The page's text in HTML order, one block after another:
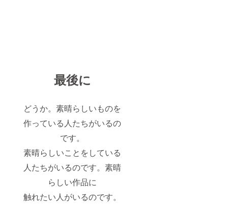
最後に
どうか。素晴らしいものを
作っている人たちがいるの
です。
素晴らしいことをしている
人たちがいるのです。素晴
らしい作品に
触れたい人がいるのです。